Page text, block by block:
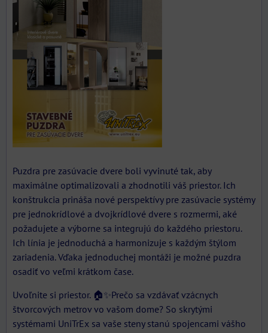
Puzdra pre zasúvacie dvere boli vyvinuté tak, aby
maximálne optimalizovali a zhodnotili váš priestor. Ich
konštrukcia prináša nové perspektívy pre zasúvacie systémy
pre jednokrídlové a dvojkrídlové dvere s rozmermi, aké
požadujete a výborne sa integrujú do každého priestoru.
Ich línia je jednoduchá a harmonizuje s každým štýlom
zariadenia. Vďaka jednoduchej montáži je možné puzdra
osadiť vo veľmi krátkom čase.
Uvoľnite si priestor. 🏠✨Prečo sa vzdávať vzácnych
štvorcových metrov vo vašom dome? So skrytými
systémami UniTrEx sa vaše steny stanú spojencami vášho